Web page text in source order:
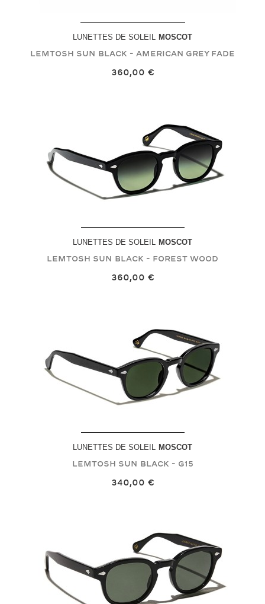
LUNETTES DE SOLEIL MOSCOT
LEMTOSH SUN Black - American Grey Fade
360,00 €
LUNETTES DE SOLEIL MOSCOT
LEMTOSH SUN Black - Forest Wood
360,00 €
LUNETTES DE SOLEIL MOSCOT
LEMTOSH SUN Black - G15
340,00 €